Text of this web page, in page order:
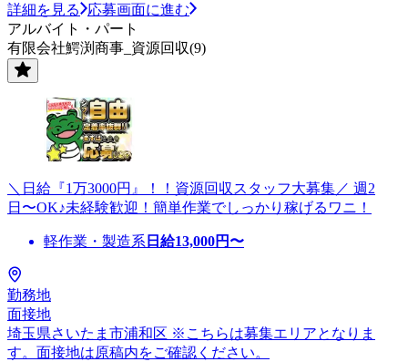
詳細を見る
応募画面に進む
アルバイト・パート
有限会社鰐渕商事_資源回収(9)
＼日給『1万3000円』！！資源回収スタッフ大募集／ 週2
日〜OK♪未経験歓迎！簡単作業でしっかり稼げるワニ！
軽作業・製造系 日給13,000円〜
勤務地
面接地
埼玉県さいたま市浦和区 ※こちらは募集エリアとなりま
す。面接地は原稿内をご確認ください。